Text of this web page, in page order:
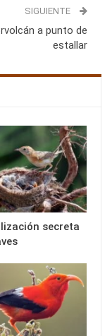
SIGUIENTE
a punto de
estallar
secreta